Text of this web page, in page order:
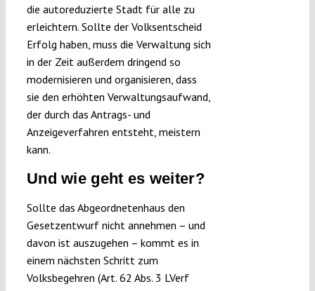
die autoreduzierte Stadt für alle zu
erleichtern. Sollte der Volksentscheid
Erfolg haben, muss die Verwaltung sich
in der Zeit außerdem dringend so
modernisieren und organisieren, dass
sie den erhöhten Verwaltungsaufwand,
der durch das Antrags- und
Anzeigeverfahren entsteht, meistern
kann.
Und wie geht es weiter?
Sollte das Abgeordnetenhaus den
Gesetzentwurf nicht annehmen – und
davon ist auszugehen – kommt es in
einem nächsten Schritt zum
Volksbegehren (Art. 62 Abs. 3 LVerf